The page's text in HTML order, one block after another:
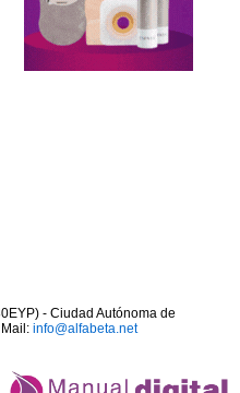
- Ciudad Autónoma de
info@alfabeta.net